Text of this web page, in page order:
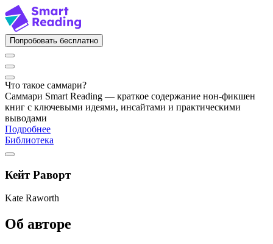
Попробовать бесплатно
Что такое саммари?
Саммари Smart Reading — краткое содержание нон-фикшен
книг с ключевыми идеями, инсайтами и практическими
выводами
Подробнее
Библиотека
Кейт Раворт
Kate Raworth
Об авторе